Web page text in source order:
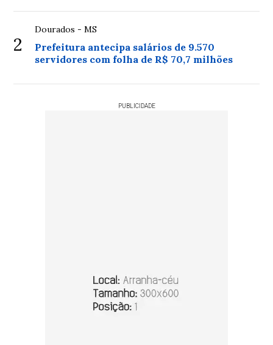
2
Dourados - MS
Prefeitura antecipa salários de 9.570
servidores com folha de R$ 70,7 milhões
PUBLICIDADE